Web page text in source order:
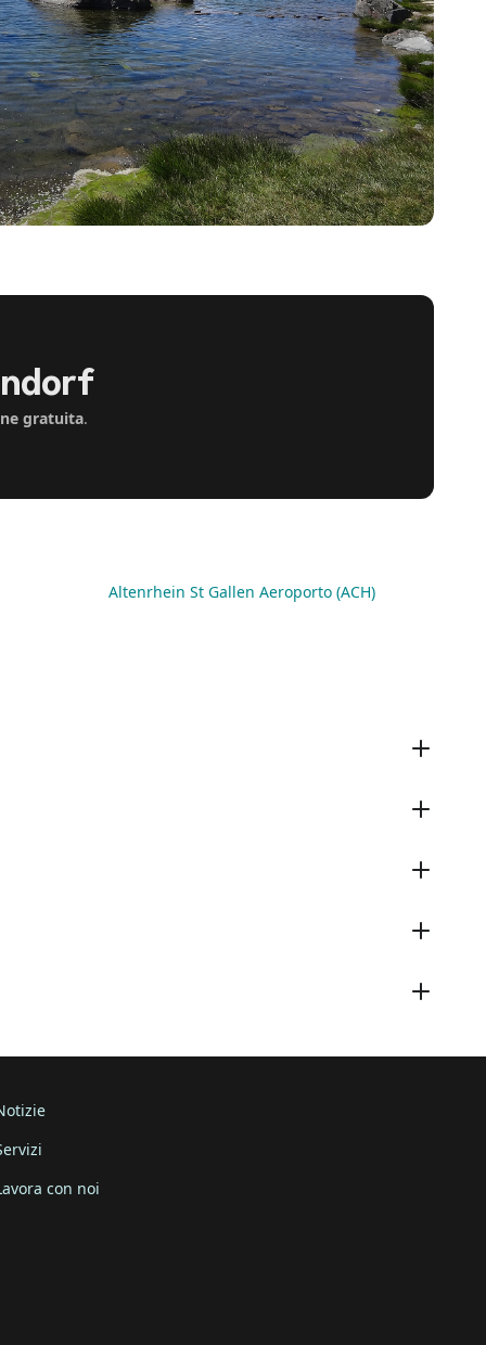
gratuita.
Altenrhein St Gallen Aeroporto (ACH)
con noi